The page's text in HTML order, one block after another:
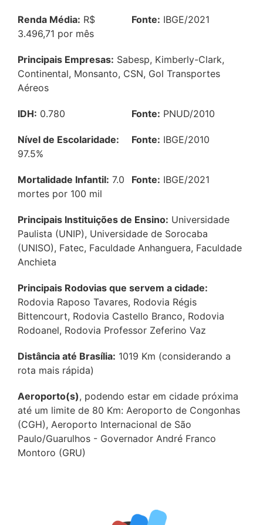
Renda Média: R$
3.496,71 por mês
Fonte: IBGE/2021
Principais Empresas: Sabesp, Kimberly-Clark,
Continental, Monsanto, CSN, Gol Transportes
Aéreos
IDH: 0.780 Fonte: PNUD/2010
Nível de Escolaridade:
97.5%
Fonte: IBGE/2010
Mortalidade Infantil: 7.0
mortes por 100 mil
Fonte: IBGE/2021
Principais Instituições de Ensino: Universidade
Paulista (UNIP), Universidade de Sorocaba
(UNISO), Fatec, Faculdade Anhanguera, Faculdade
Anchieta
Principais Rodovias que servem a cidade:
Rodovia Raposo Tavares, Rodovia Régis
Bittencourt, Rodovia Castello Branco, Rodovia
Rodoanel, Rodovia Professor Zeferino Vaz
Distância até Brasília: 1019 Km (considerando a
rota mais rápida)
Aeroporto(s), podendo estar em cidade próxima
até um limite de 80 Km: Aeroporto de Congonhas
(CGH), Aeroporto Internacional de São
Paulo/Guarulhos - Governador André Franco
Montoro (GRU)